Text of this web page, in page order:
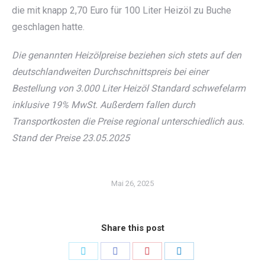
die mit knapp 2,70 Euro für 100 Liter Heizöl zu Buche
geschlagen hatte.
Die genannten Heizölpreise beziehen sich stets auf den
deutschlandweiten Durchschnittspreis bei einer
Bestellung von 3.000 Liter Heizöl Standard schwefelarm
inklusive 19% MwSt. Außerdem fallen durch
Transportkosten die Preise regional unterschiedlich aus.
Stand der Preise 23.05.2025
Mai 26, 2025
Share this post